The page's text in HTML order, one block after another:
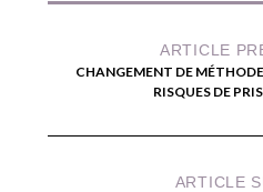
ARTICLE
CHANGEMENT DE
RISQUES DE
ARTICLE